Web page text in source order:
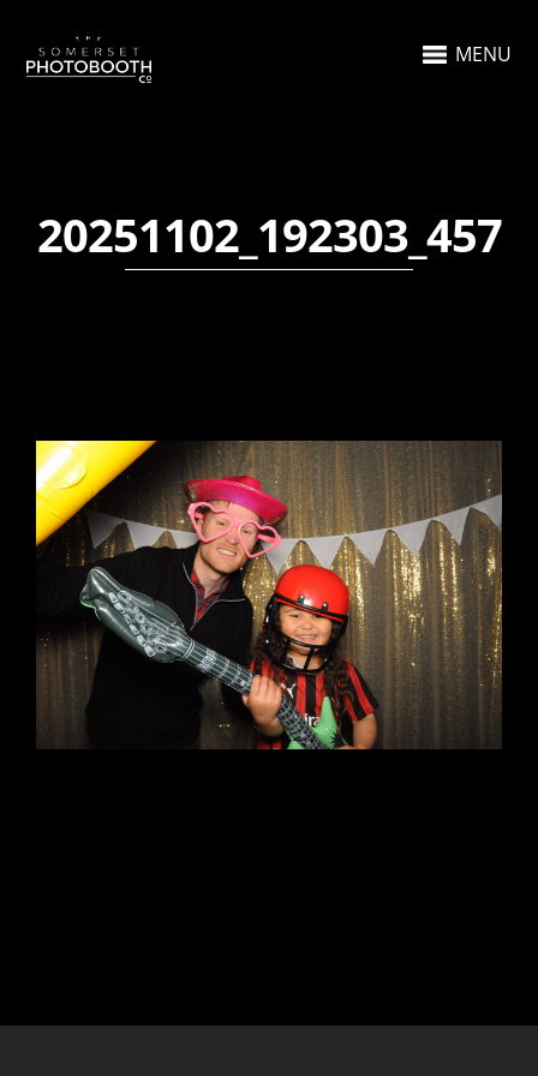
MENU
20251102_192303_457